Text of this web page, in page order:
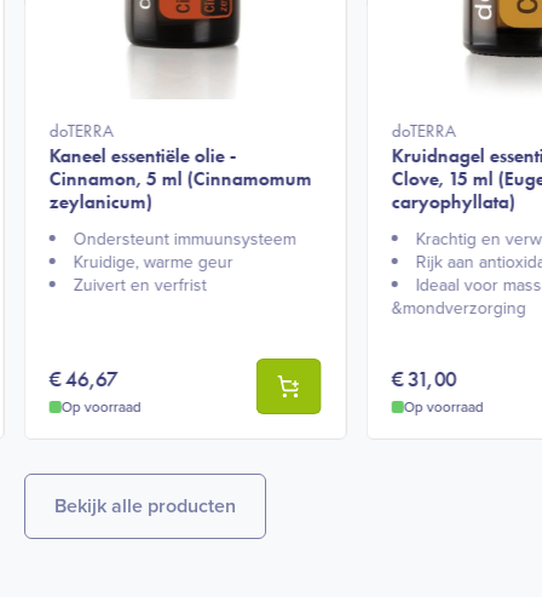
doTERRA
Kaneel essentiële olie -
Cinnamon, 5 ml (Cinnamomum
zeylanicum)
Ondersteunt immuunsysteem​
Kruidige, warme geur​
Zuivert en verfrist​
€46,67
Op voorraad
doTERRA
Kruidnagel
Clove, 15 ml
caryophyllata)
Krachtig en
Rijk aan
Ideaal voor
&mondverzorging
€31,00
Op voorraad
Bekijk alle producten